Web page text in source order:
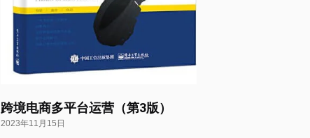
跨境电商多平台运营（第3版）
2023年11月15日